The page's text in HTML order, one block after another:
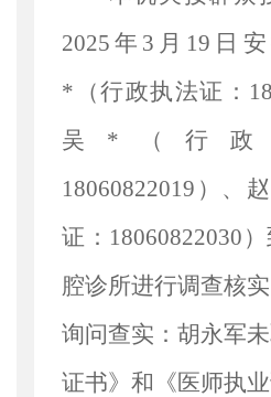
2025年3月19日
*（行政执法证：
吴*（行政
18060822019）、
证：18060822030
腔诊所进行调查核
询问查实：胡永军
证书》和《医师执